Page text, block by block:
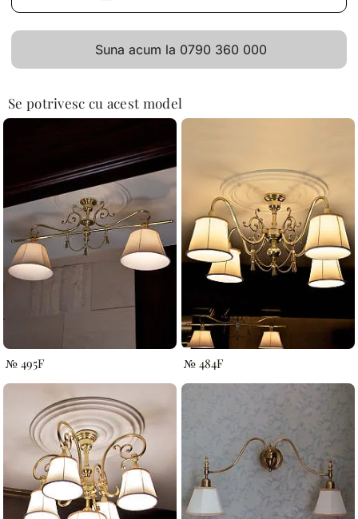
Suna acum la 0790 360 000
Se potrivesc cu acest model
№ 495F № 484F